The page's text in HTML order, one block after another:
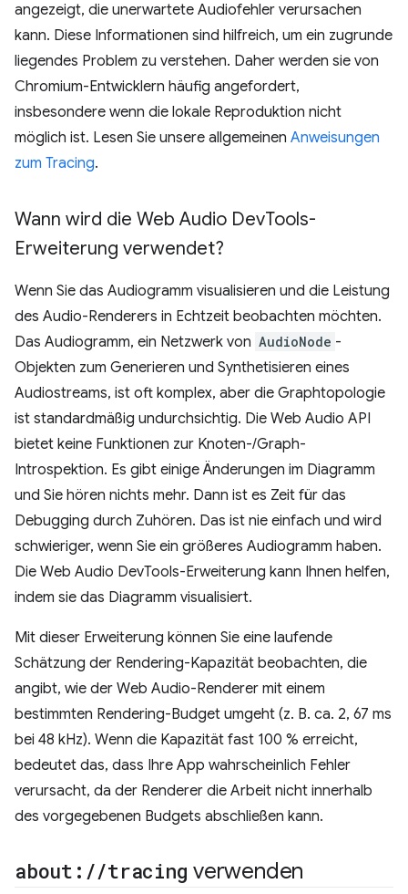
angezeigt, die unerwartete Audiofehler verursachen
kann. Diese Informationen sind hilfreich, um ein zugrunde
liegendes Problem zu verstehen. Daher werden sie von
Chromium-Entwicklern häufig angefordert,
insbesondere wenn die lokale Reproduktion nicht
möglich ist. Lesen Sie unsere allgemeinen Anweisungen
zum Tracing.
Wann wird die Web Audio DevTools-
Erweiterung verwendet?
Wenn Sie das Audiogramm visualisieren und die Leistung
des Audio-Renderers in Echtzeit beobachten möchten.
Das Audiogramm, ein Netzwerk von AudioNode -
Objekten zum Generieren und Synthetisieren eines
Audiostreams, ist oft komplex, aber die Graphtopologie
ist standardmäßig undurchsichtig. Die Web Audio API
bietet keine Funktionen zur Knoten-/Graph-
Introspektion. Es gibt einige Änderungen im Diagramm
und Sie hören nichts mehr. Dann ist es Zeit für das
Debugging durch Zuhören. Das ist nie einfach und wird
schwieriger, wenn Sie ein größeres Audiogramm haben.
Die Web Audio DevTools-Erweiterung kann Ihnen helfen,
indem sie das Diagramm visualisiert.
Mit dieser Erweiterung können Sie eine laufende
Schätzung der Rendering-Kapazität beobachten, die
angibt, wie der Web Audio-Renderer mit einem
bestimmten Rendering-Budget umgeht (z. B. ca. 2, 67 ms
bei 48 kHz). Wenn die Kapazität fast 100 % erreicht,
bedeutet das, dass Ihre App wahrscheinlich Fehler
verursacht, da der Renderer die Arbeit nicht innerhalb
des vorgegebenen Budgets abschließen kann.
about: //tracing verwenden